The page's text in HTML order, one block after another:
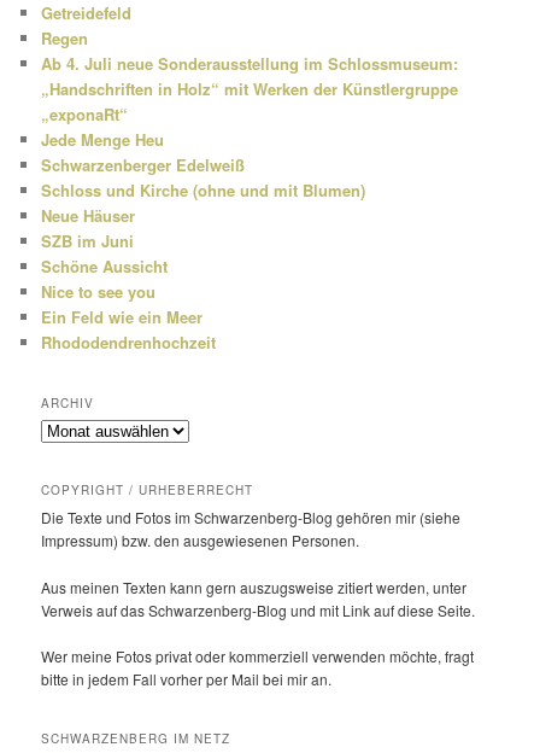
n
Getreidefeld
Regen
Ab 4. Juli neue Sonderausstellung im Schlossmuseum:
„Handschriften in Holz“ mit Werken der Künstlergruppe
„exponaRt“
Jede Menge Heu
Schwarzenberger Edelweiß
Schloss und Kirche (ohne und mit Blumen)
Neue Häuser
SZB im Juni
Schöne Aussicht
Nice to see you
Ein Feld wie ein Meer
Rhododendrenhochzeit
ARCHIV
Archiv
COPYRIGHT / URHEBERRECHT
Die Texte und Fotos im Schwarzenberg-Blog gehören mir (siehe
Impressum) bzw. den ausge­wie­senen Personen.
Aus meinen Texten kann gern auszugs­weise zitiert werden, unter
Verweis auf das Schwarzenberg-Blog und mit Link auf diese Seite.
Wer meine Fotos privat oder kommer­ziell verwenden möchte, fragt
bitte in jedem Fall vorher per Mail bei mir an.
SCHWARZENBERG IM NETZ